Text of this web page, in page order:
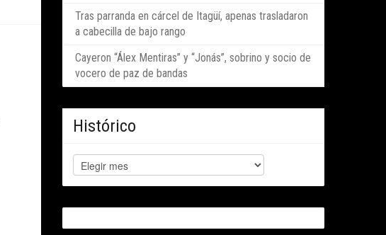
Tras parranda en cárcel de Itagüí, apenas trasladaron
a cabecilla de bajo rango
Cayeron “Álex Mentiras” y “Jonás”, sobrino y socio de
vocero de paz de bandas
Histórico